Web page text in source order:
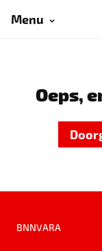
Menu
Oeps,
BNNVARA